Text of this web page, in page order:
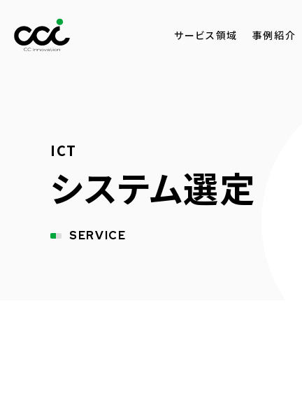
サービス領域 事例紹介
ICT
システム選定
SERVICE